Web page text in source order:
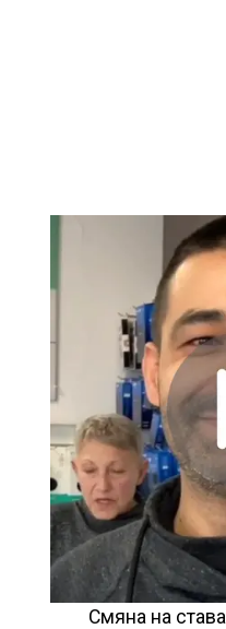
Смяна на